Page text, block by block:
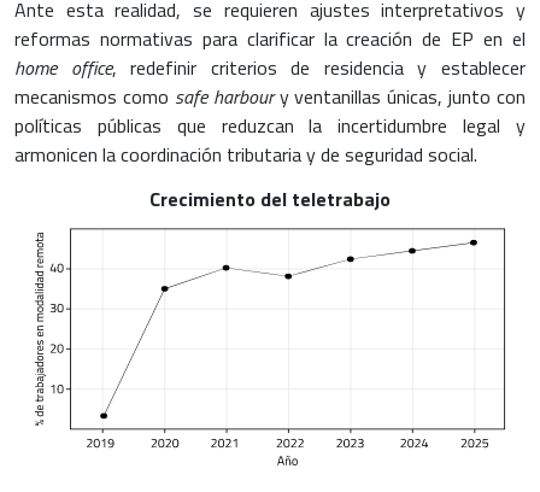
Ante esta realidad, se requieren ajustes interpretativos y
reformas normativas para clarificar la creación de EP en el
home office, redefinir criterios de residencia y establecer
mecanismos como safe harboury ventanillas únicas, junto con
políticas públicas que reduzcan la incertidumbre legal y
armonicen la coordinación tributaria y de seguridad social.
Crecimiento del teletrabajo